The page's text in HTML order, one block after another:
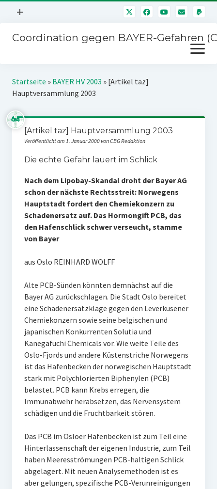
Menü
+
Mitmachen
Über uns
Kontakt
Impressum
Coordination gegen BAYER-Gefahren
Menü
öffnen
Kampagnen
Stichwort BAYER
Jahrestagung
SPENDEN
Startseite » BAYER HV 2003 » [Artikel taz]
Hauptversammlung 2003
[Artikel taz] Hauptversammlung 2003
Veröffentlicht am 1. Januar 2000 von CBG Redaktion
Die echte Gefahr lauert im Schlick
Nach dem Lipobay-Skandal droht der Bayer AG
schon der nächste Rechtsstreit: Norwegens
Hauptstadt fordert den Chemiekonzern zu
Schadenersatz auf. Das Hormongift PCB, das
den Hafenschlick schwer verseucht, stamme
von Bayer
aus Oslo REINHARD WOLFF
Alte PCB-Sünden könnten demnächst auf die
Bayer AG zurückschlagen. Die Stadt Oslo bereitet
eine Schadenersatzklage gegen den Leverkusener
Chemiekonzern sowie seine belgischen und
japanischen Konkurrenten Solutia und
Kanegafuchi Chemicals vor. Wie weite Teile des
Oslo-Fjords und andere Küstenstriche Norwegens
ist das Hafenbecken der norwegischen Hauptstadt
stark mit Polychlorierten Biphenylen (PCB)
belastet. PCB kann Krebs erregen, die
Immunabwehr herabsetzen, das Nervensystem
schädigen und die Fruchtbarkeit stören.
Das PCB im Osloer Hafenbecken ist zum Teil eine
Hinterlassenschaft der eigenen Industrie, zum Teil
haben Meeresströmungen PCB-haltigen Schlick
abgelagert. Mit neuen Analysemethoden ist es
aber gelungen, spezifische PCB-Verunreinigungen